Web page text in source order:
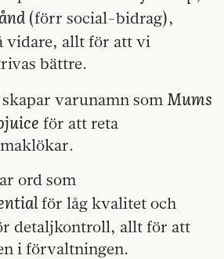
(förr social-bidrag),
vidare, allt för att vi
bättre.
varunamn som Mums
för att reta
ord som
för låg kvalitet och
detaljkontroll, allt för att
i förvaltningen.